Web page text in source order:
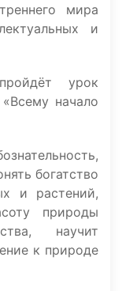
мира
и
урок
начало
богатство
и растений,
природы
научит
к природе